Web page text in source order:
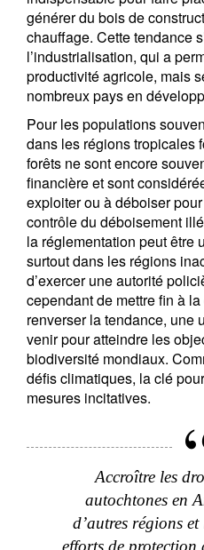
générer du bois de
chauffage. Cette tendance
l’industrialisation, qui a
productivité agricole, mais
nombreux pays en
Pour les populations
dans les régions tropicales
forêts ne sont encore
financière et sont
exploiter ou à déboiser
contrôle du déboisement
la réglementation peut être
surtout dans les régions
d’exercer une autorité
cependant de mettre fin à
renverser la tendance, une
venir pour atteindre les
biodiversité mondiaux.
défis climatiques, la clé
mesures incitatives.
Accroître les
autochtones en
d’autres régions
efforts de protection